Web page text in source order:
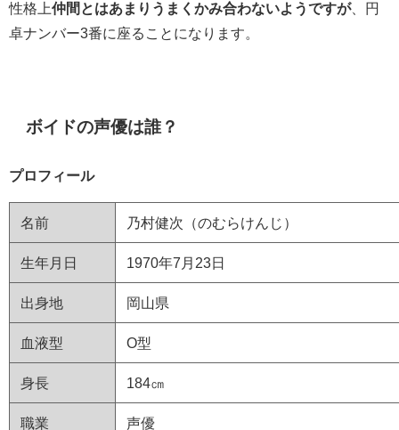
性格上仲間とはあまりうまくかみ合わないようですが、円
卓ナンバー3番に座ることになります。
ボイドの声優は誰？
プロフィール
名前 乃村健次（のむらけんじ）
生年月日 1970年7月23日
出身地 岡山県
血液型 O型
身長 184㎝
職業 声優